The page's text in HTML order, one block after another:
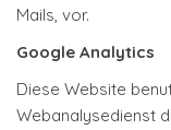
Mails, vor.
Google Analytics
Diese Website
Webanalysedienst